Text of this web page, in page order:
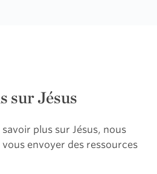
sur Jésus
plus sur Jésus, nous
envoyer des ressources